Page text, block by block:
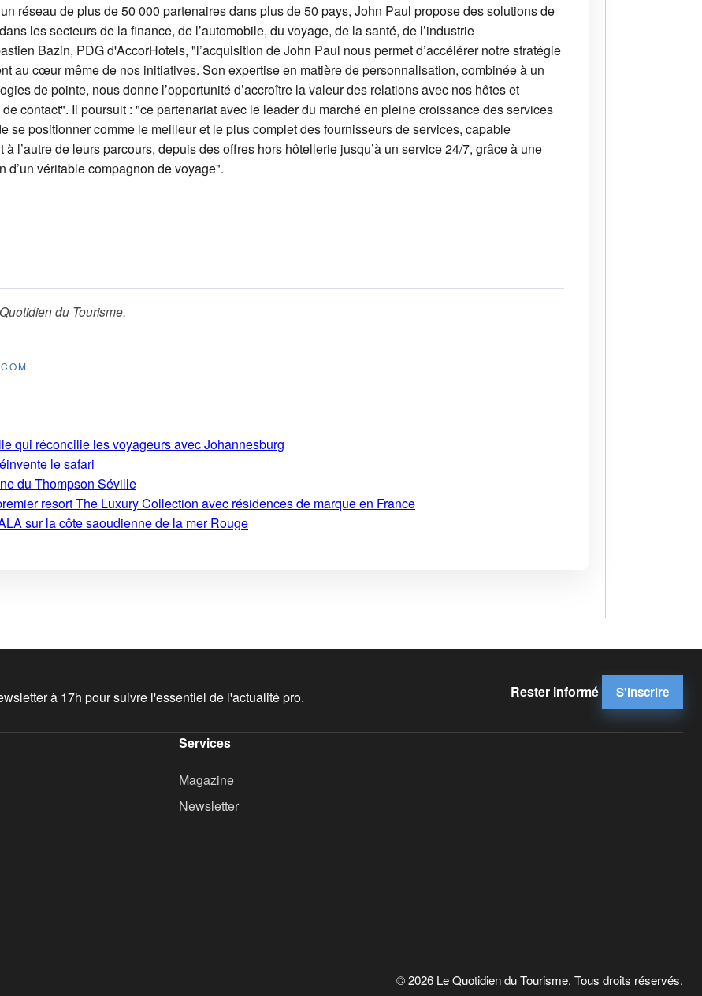
réseau de plus de 50 000 partenaires dans plus de 50 pays, John Paul propose des solutions de
les secteurs de la finance, de l’automobile, du voyage, de la santé, de l’industrie
Bazin, PDG d'AccorHotels, "l’acquisition de John Paul nous permet d’accélérer notre stratégie
au cœur même de nos initiatives. Son expertise en matière de personnalisation, combinée à un
de pointe, nous donne l’opportunité d’accroître la valeur des relations avec nos hôtes et
contact". Il poursuit : "ce partenariat avec le leader du marché en pleine croissance des services
se positionner comme le meilleur et le plus complet des fournisseurs de services, capable
à l’autre de leurs parcours, depuis des offres hors hôtellerie jusqu’à un service 24/7, grâce à une
véritable compagnon de voyage".
du Tourisme.
qui réconcilie les voyageurs avec Johannesburg
le safari
du Thompson Séville
resort The Luxury Collection avec résidences de marque en France
sur la côte saoudienne de la mer Rouge
à 17h pour suivre l'essentiel de l'actualité pro. Rester informé S'inscrire
Services
Magazine
Newsletter
© 2026 Le Quotidien du Tourisme. Tous droits réservés.